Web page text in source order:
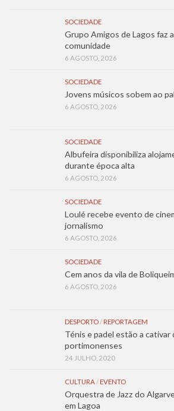
SOCIEDADE
Grupo Amigos de Lagos faz
comunidade
6 AGOSTO, 2026
SOCIEDADE
Jovens músicos sobem ao
6 AGOSTO, 2026
SOCIEDADE
Albufeira disponibiliza
durante época alta
6 AGOSTO, 2026
SOCIEDADE
Loulé recebe evento de
jornalismo
6 AGOSTO, 2026
SOCIEDADE
Cem anos da vila de
6 AGOSTO, 2026
DESPORTO/ REPORTAGEM
Ténis e padel estão a cativar
portimonenses
24 JULHO, 2020
CULTURA/ EVENTO
Orquestra de Jazz do
em Lagoa